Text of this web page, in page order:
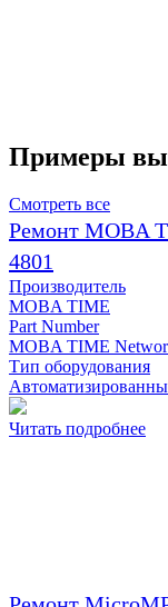
Примеры
Смотреть все
Ремонт MOBA
4801
Производитель
MOBA TIME
Part Number
MOBA TIME
Тип оборудования
Читать подробнее